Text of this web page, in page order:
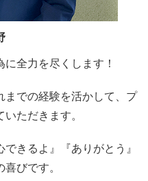
全力を尽くします！
までの経験を活かして、プ
ただきます。
きるよ』『ありがとう』
びです。